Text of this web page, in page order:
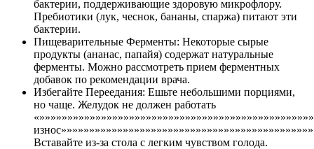
бактерии, поддерживающие здоровую микрофлору.
Пребиотики (лук, чеснок, бананы, спаржа) питают эти
бактерии.
Пищеварительные Ферменты: Некоторые сырые
продукты (ананас, папайя) содержат натуральные
ферменты. Можно рассмотреть прием ферментных
добавок по рекомендации врача.
Избегайте Переедания: Ешьте небольшими порциями,
но чаще. Желудок не должен работать
Вставайте из-за стола с легким чувством голода.